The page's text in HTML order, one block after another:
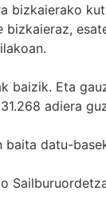
bizkaierako
bizkaieraz,
Eta
adiera
baita datu-